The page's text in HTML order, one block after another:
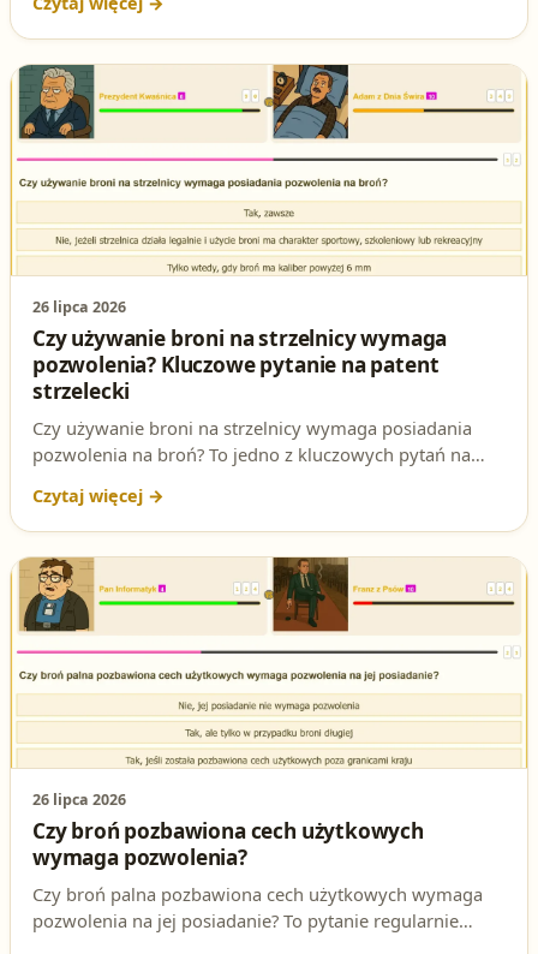
Sprawdź prawidłową odpowiedź oraz podstawę prawną
z ustawy o broni i amunicji.
26 lipca 2026
Czy używanie broni na strzelnicy wymaga
pozwolenia? Kluczowe pytanie na patent
strzelecki
Czy używanie broni na strzelnicy wymaga posiadania
pozwolenia na broń? To jedno z kluczowych pytań na
odpowiedź i podstawę prawną, zanim podejdziesz do
testu.
26 lipca 2026
Czy broń pozbawiona cech użytkowych
wymaga pozwolenia?
Czy broń palna pozbawiona cech użytkowych wymaga
pozwolenia na jej posiadanie? To pytanie regularnie